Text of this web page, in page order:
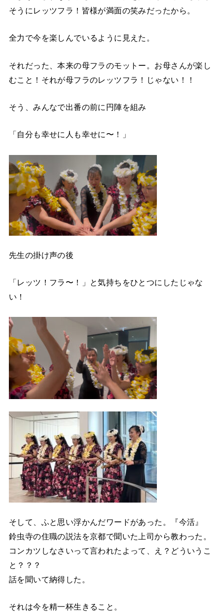
そうにレッツフラ！皆様が満面の笑みだったから。
全力で今を楽しんでいるように見えた。
それだった、本来の母フラのモットー。お母さんが楽し
むこと！それが母フラのレッツフラ！じゃない！！
そう、みんなで出番の前に円陣を組み
「自分も幸せに人も幸せに〜！」
先生の掛け声の後
「レッツ！フラ〜！」と気持ちをひとつにしたじゃな
い！
そして、ふと思い浮かんだワードがあった。『今活』
鈴虫寺の住職の説法を京都で聞いた上司から教わった。
コンカツしなさいって言われたよって、え？どういうこ
と？？？
話を聞いて納得した。
それは今を精一杯生きること。